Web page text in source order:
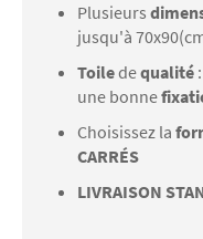
Plusieurs
jusqu'à
Toiledequalité
une bonne
Choisissez la
CARRÉS
LIVRAISON